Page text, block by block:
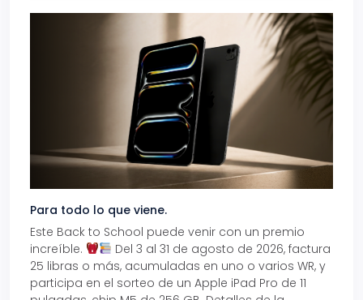
Para todo lo que viene.
Este Back to School puede venir con un premio
increíble.
Del 3 al 31 de agosto de 2026, factura
25 libras o más, acumuladas en uno o varios WR, y
participa en el sorteo de un Apple iPad Pro de 11